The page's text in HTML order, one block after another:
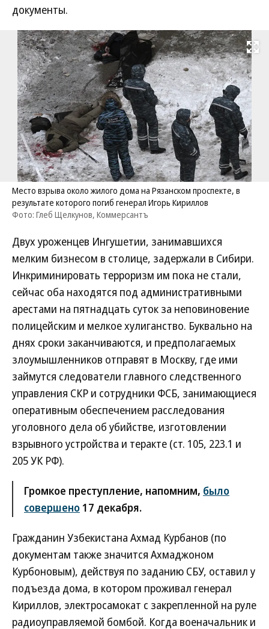
документы.
Развернуть
Место взрыва около жилого дома на Рязанском проспекте, в
результате которого погиб генерал Игорь Кириллов
Фото: Глеб Щелкунов, Коммерсантъ
Двух уроженцев Ингушетии, занимавшихся
мелким бизнесом в столице, задержали в Сибири.
Инкриминировать терроризм им пока не стали,
сейчас оба находятся под административными
арестами на пятнадцать суток за неповиновение
полицейским и мелкое хулиганство. Буквально на
днях сроки заканчиваются, и предполагаемых
злоумышленников отправят в Москву, где ими
займутся следователи главного следственного
управления СКР и сотрудники ФСБ, занимающиеся
оперативным обеспечением расследования
уголовного дела об убийстве, изготовлении
взрывного устройства и теракте (ст. 105, 223.1 и
205 УК РФ).
Громкое преступление, напомним, было
совершено17 декабря.
Гражданин Узбекистана Ахмад Курбанов (по
документам также значится Ахмаджоном
Курбоновым), действуя по заданию СБУ, оставил у
подъезда дома, в котором проживал генерал
Кириллов, электросамокат с закрепленной на руле
радиоуправляемой бомбой. Когда военачальник и